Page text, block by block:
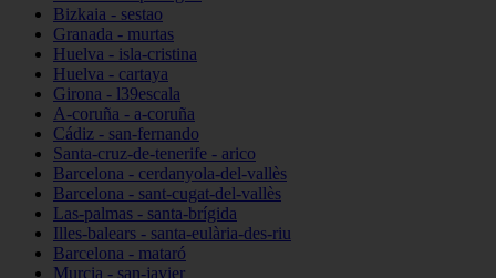
Bizkaia - sestao
Granada - murtas
Huelva - isla-cristina
Huelva - cartaya
Girona - l39escala
A-coruña - a-coruña
Cádiz - san-fernando
Santa-cruz-de-tenerife - arico
Barcelona - cerdanyola-del-vallès
Barcelona - sant-cugat-del-vallès
Las-palmas - santa-brígida
Illes-balears - santa-eulària-des-riu
Barcelona - mataró
Murcia - san-javier